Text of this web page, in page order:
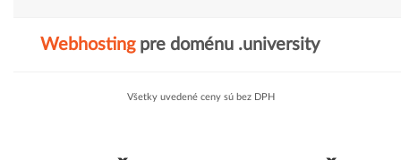
Webhostingpre doménu .university
Všetky uvedené ceny sú bez DPH